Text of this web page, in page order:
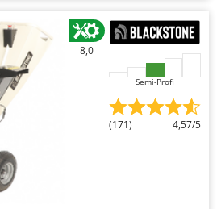
8,0
Semi-Profi
(171) 4,57/5